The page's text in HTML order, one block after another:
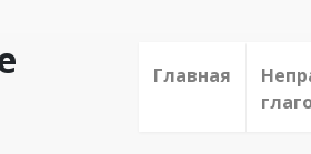
Главная